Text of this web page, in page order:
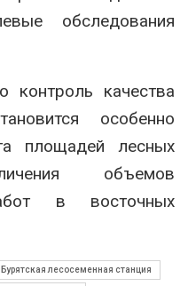
обследования
контроль качества
особенно
площадей лесных
объемов
в восточных
Бурятская лесосеменная станция